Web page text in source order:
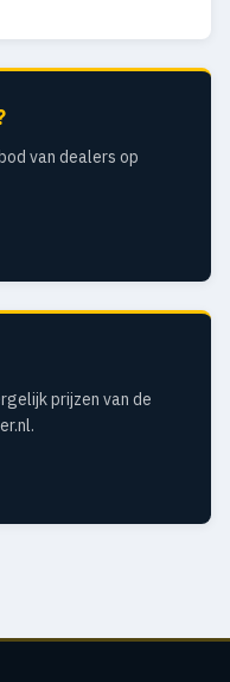
van dealers op
prijzen van de